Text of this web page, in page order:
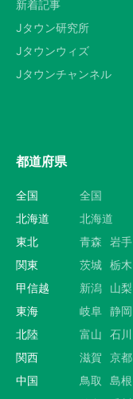
新着記事
Jタウン研究所
Jタウンウィズ
Jタウンチャンネル
都道府県
全国
全国
北海道
北海道
東北
青森 岩手
関東
茨城 栃木
甲信越
新潟 山梨
東海
岐阜 静岡
北陸
富山 石川
関西
滋賀 京都
中国
鳥取 島根